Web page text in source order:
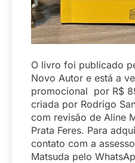
O livro foi publicado
Novo Autor e está a
promocional por R$
criada por Rodrigo
com revisão de Aline
Prata Feres. Para
contato com a
Matsuda pelo